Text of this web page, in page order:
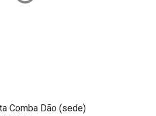
Comba Dão (sede)